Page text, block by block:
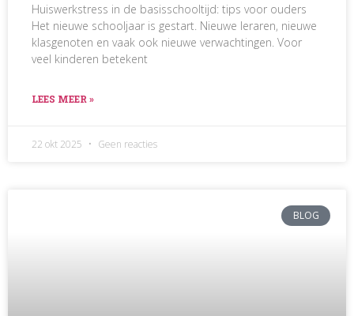
Huiswerkstress in de basisschooltijd: tips voor ouders
Het nieuwe schooljaar is gestart. Nieuwe leraren, nieuwe
klasgenoten en vaak ook nieuwe verwachtingen. Voor
veel kinderen betekent
LEES MEER »
22 okt 2025 Geen reacties
BLOG